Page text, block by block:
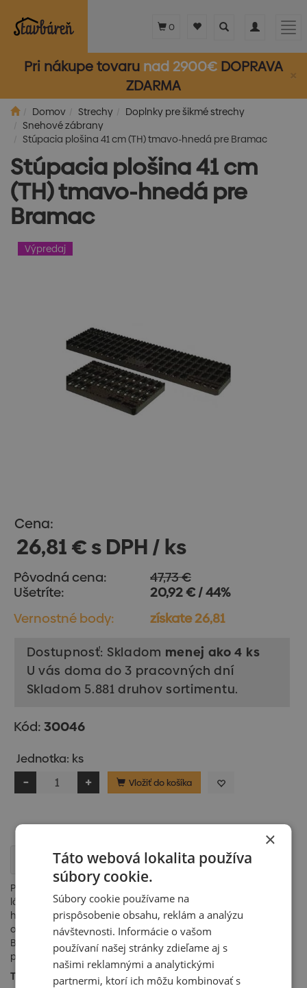
Pri nákupe tovaru nad 2900€ DOPRAVA
ZDARMA
Toggle
Toggle
0
Domov Strechy
Doplnky pre šikmé strechy
Snehové zábrany
Stúpacia plošina 41 cm (TH) tmavo-hnedá pre Bramac
Stúpacia plošina 41 cm
(TH) tmavo-hnedá pre
Bramac
Výpredaj
Cena:
26,81 € s DPH / ks
Pôvodná cena:
47,73 €
Ušetríte:
20,92 € / 44%
Vernostné body:
získate 26,81
Dostupnosť: Skladom menej ako 4 ks
U vás doma do 3 pracovných dní
Skladom 5.881 druhov sortimentu.
Kód:30046
Jednotka: ks
Vložiť do košíka
Pri inštalovaní strešných lávok je dávaná prednosť tým
lávkam, ktoré majú pochôdznu plochu vytvorenú odliatkom z
hliníkovej zliatiny, ktoré sú opatrené vhodnými protisklzovými
ozubmi a otvormi pre prepad námrazy. Stúpacia plošina
Bramac sa montuje pomocou dvoch držiakov vodorovne
pripevnených do dvoch nosných škridiel stúpacej plošiny
TECHNICKÉ ÚDAJE:
×
Táto webová lokalita používa
súbory cookie.
Súbory cookie používame na
prispôsobenie obsahu, reklám a analýzu
návštevnosti. Informácie o vašom
používaní našej stránky zdieľame aj s
našimi reklamnými a analytickými
partnermi, ktorí ich môžu kombinovať s